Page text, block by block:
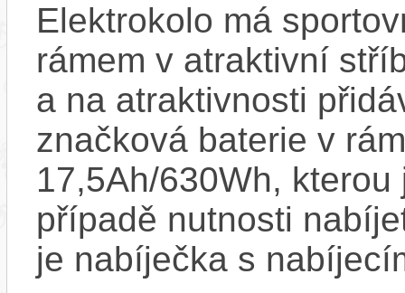
Elektrokolo má
rámem v atraktivní
a na atraktivnosti
značková baterie v
17,5Ah/630Wh,
případě nutnosti
je nabíječka s